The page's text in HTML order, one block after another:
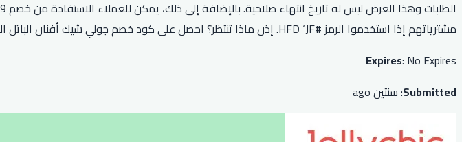
مشترياتهم إذا استخدموا الرمز #HFD ‘JF. إذن ماذا تنتظر؟ احصل على كود خصم جولي شيك أفنان الباتل الآن واستمتع بخصم كبير!
Expires: No Expires
Submitted: سنتين ago